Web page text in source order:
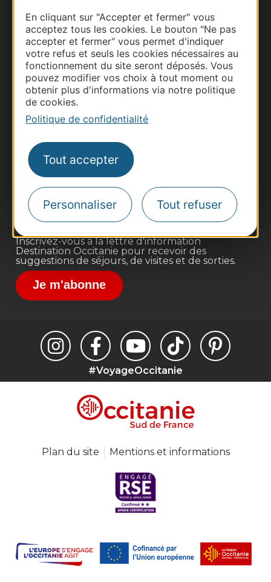
En cliquant sur "Accepter et fermer" vous
acceptez tous les cookies. Le bouton "Ne pas
accepter et fermer" vous permet d'indiquer
votre refus et seuls les cookies nécessaires au
fonctionnement du site seront déposés. Vous
pouvez modifier vos choix à tout moment ou
obtenir plus d'informations via notre politique
de cookies.
Politique de confidentialité
Tout accepter
Personnaliser Tout refuser
Business/Mice
Pros d'Occitanie
Voyagistes
Destination Sport
Inscrivez-vous à la lettre d'information
Destination Occitanie pour recevoir des
suggestions de séjours, de visites et de sorties.
Je m'abonne
#VoyageOccitanie
Plan du site Mentions et informations